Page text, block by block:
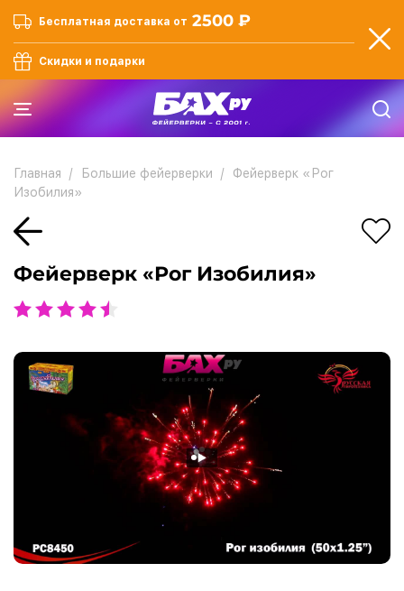
Бесплатная доставка от 2500 ₽
Скидки и подарки
Главная Большие фейерверки
Фейерверк «Рог
Изобилия»
Фейерверк «Рог Изобилия»